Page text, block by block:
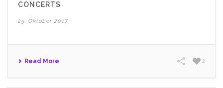
CONCERTS
25. Oktober 2017
Read More 2